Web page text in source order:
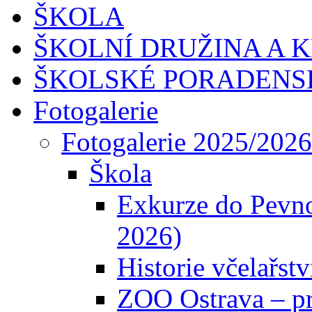
ŠKOLA
ŠKOLNÍ DRUŽINA A
ŠKOLSKÉ
Fotogalerie
Fotogalerie 2025/2026
Škola
Exkurze do
2026)
Historie
ZOO Ostrava –